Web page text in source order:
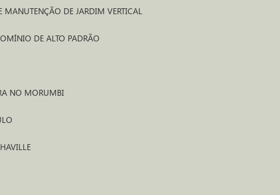
MANUTENÇÃO DE JARDIM VERTICAL
DE ALTO PADRÃO
NO MORUMBI